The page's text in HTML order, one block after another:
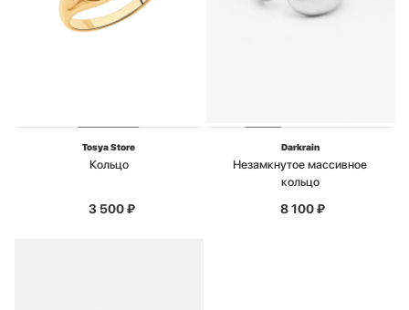
Tosya Store
Кольцо
3 500₽
Darkrain
Незамкнутое массивное
кольцо
8 100₽